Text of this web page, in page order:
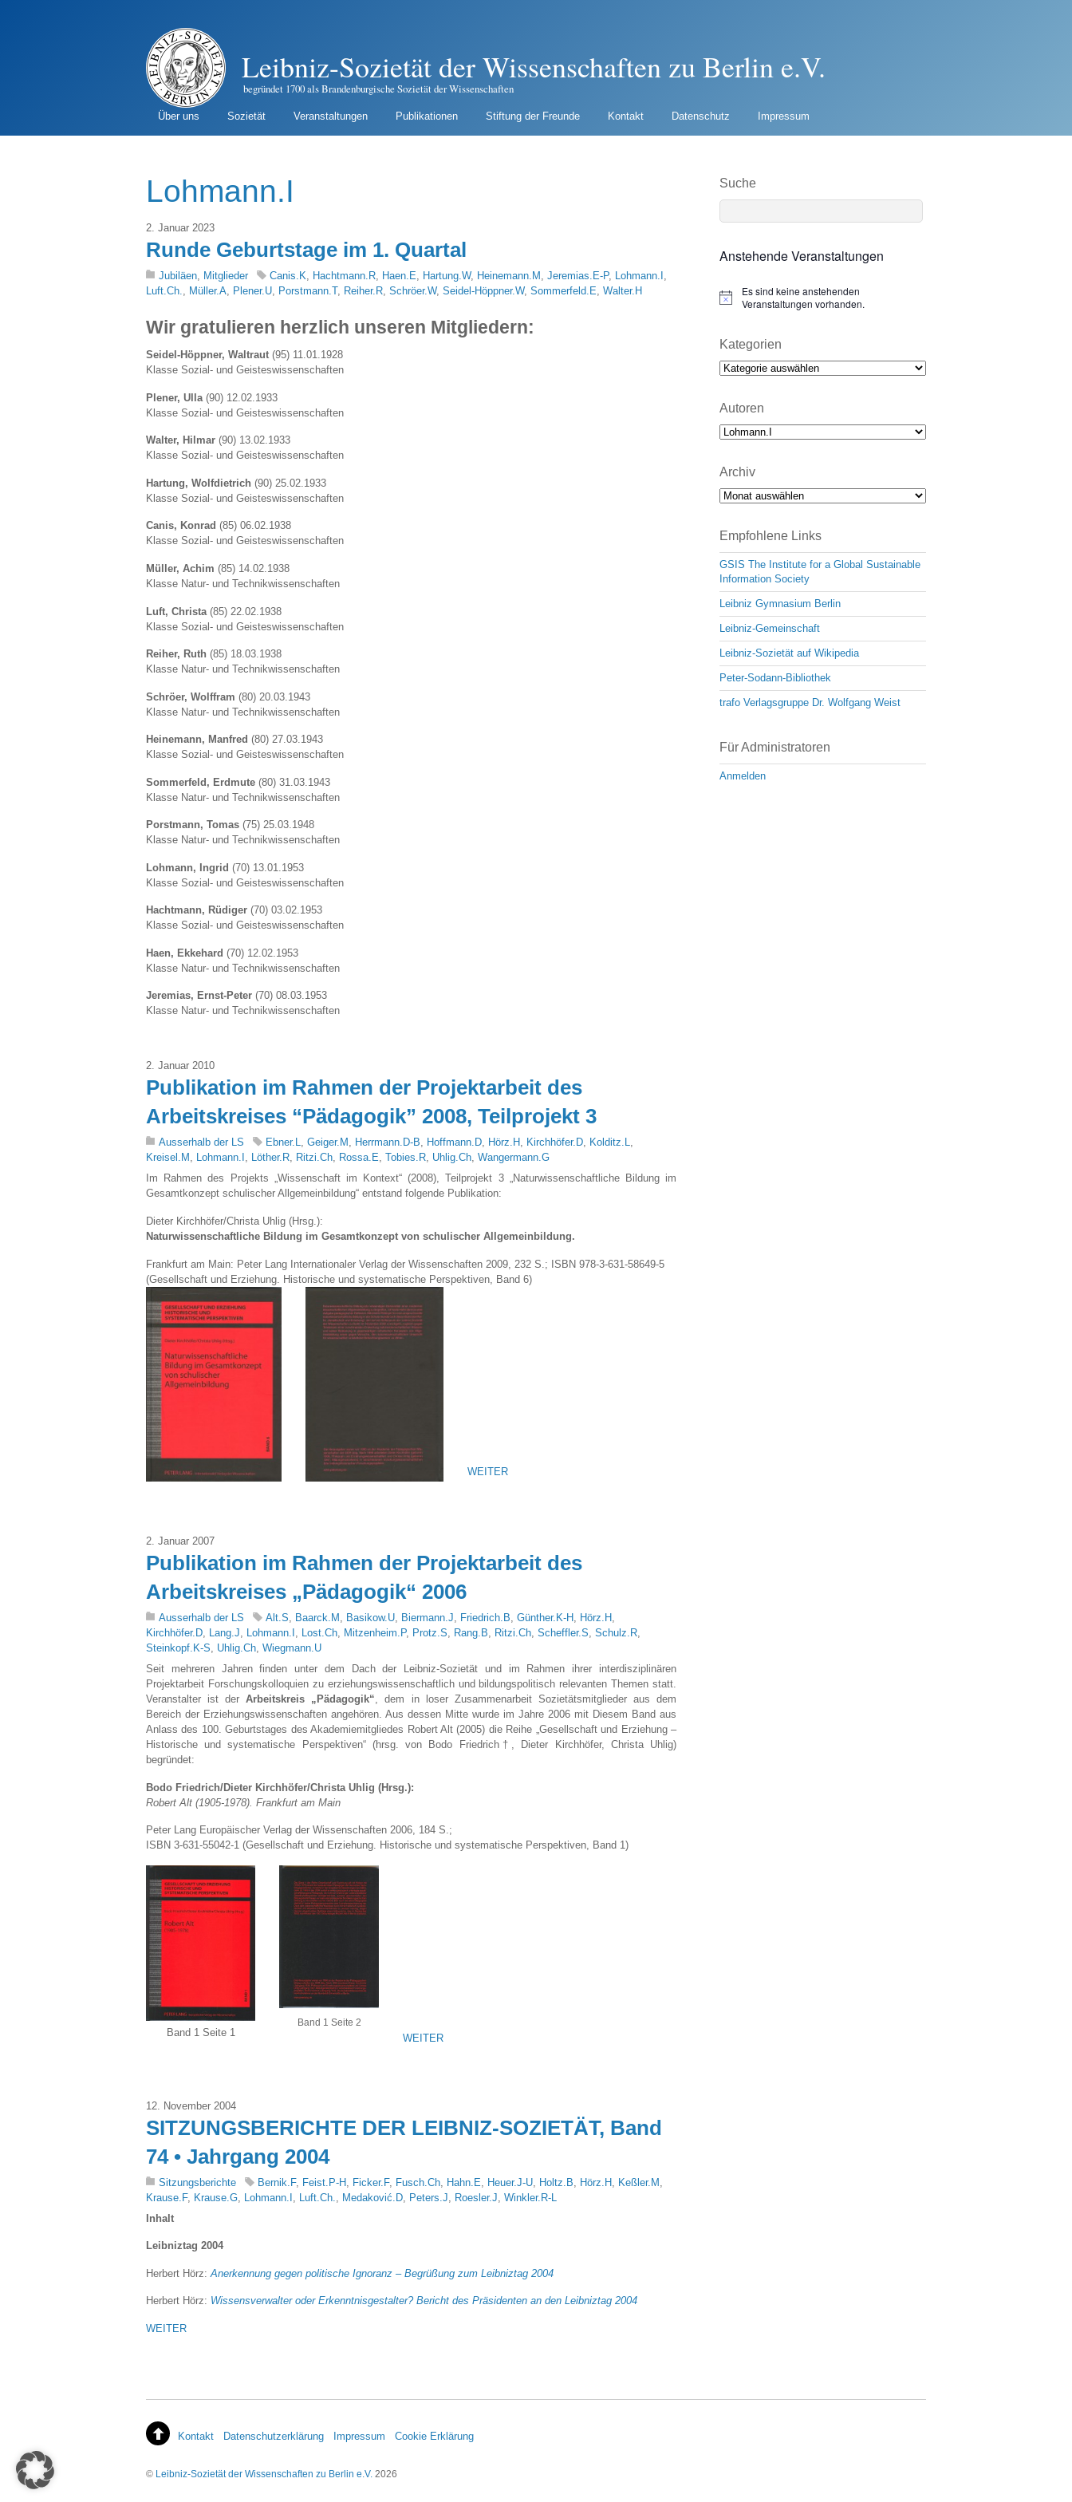
Leibniz-Sozietät der Wissenschaften zu Berlin e.V.
begründet 1700 als Brandenburgische Sozietät der Wissenschaften
Über uns Sozietät Veranstaltungen Publikationen Stiftung der Freunde Kontakt Datenschutz Impressum
Lohmann.I
2. Januar 2023
Runde Geburtstage im 1. Quartal
Jubiläen Mitglieder Canis.K Hachtmann.R Haen.E Hartung.W, Heinemann.M Jeremias.E-P, Lohmann.I
Luft.Ch.
Müller.A Plener.U Porstmann.T, Reiher.R Schröer.W, Seidel-Höppner.W, Sommerfeld.E Walter.H
Wir gratulieren herzlich unseren Mitgliedern:
Seidel-Höppner, Waltraut (95) 11.01.1928
Klasse Sozial- und Geisteswissenschaften
Plener, Ulla (90) 12.02.1933
Klasse Sozial- und Geisteswissenschaften
Walter, Hilmar (90) 13.02.1933
Klasse Sozial- und Geisteswissenschaften
Hartung, Wolfdietrich (90) 25.02.1933
Klasse Sozial- und Geisteswissenschaften
Canis, Konrad (85) 06.02.1938
Klasse Sozial- und Geisteswissenschaften
Müller, Achim (85) 14.02.1938
Klasse Natur- und Technikwissenschaften
Luft, Christa (85) 22.02.1938
Klasse Sozial- und Geisteswissenschaften
Reiher, Ruth (85) 18.03.1938
Klasse Natur- und Technikwissenschaften
Schröer, Wolffram (80) 20.03.1943
Klasse Natur- und Technikwissenschaften
Heinemann, Manfred (80) 27.03.1943
Klasse Sozial- und Geisteswissenschaften
Sommerfeld, Erdmute (80) 31.03.1943
Klasse Natur- und Technikwissenschaften
Porstmann, Tomas (75) 25.03.1948
Klasse Natur- und Technikwissenschaften
Lohmann, Ingrid (70) 13.01.1953
Klasse Sozial- und Geisteswissenschaften
Hachtmann, Rüdiger (70) 03.02.1953
Klasse Sozial- und Geisteswissenschaften
Haen, Ekkehard (70) 12.02.1953
Klasse Natur- und Technikwissenschaften
Jeremias, Ernst-Peter (70) 08.03.1953
Klasse Natur- und Technikwissenschaften
2. Januar 2010
Publikation im Rahmen der Projektarbeit des
Arbeitskreises “Pädagogik” 2008, Teilprojekt 3
Ausserhalb der LS Ebner.L, Geiger.M , Herrmann.D-B, Hoffmann.D, Hörz.H , Kirchhöfer.D, Kolditz.L,
Kreisel.M , Lohmann.I , Löther.R, Ritzi.Ch, Rossa.E, Tobies.R, Uhlig.Ch, Wangermann.G
Im Rahmen des Projekts „Wissenschaft im Kontext“ (2008), Teilprojekt 3 „Naturwissenschaftliche Bildung im
Gesamtkonzept schulischer Allgemeinbildung“ entstand folgende Publikation:
Dieter Kirchhöfer/Christa Uhlig (Hrsg.):
Naturwissenschaftliche Bildung im Gesamtkonzept von schulischer Allgemeinbildung.
Frankfurt am Main: Peter Lang Internationaler Verlag der Wissenschaften 2009, 232 S.; ISBN 978-3-631-58649-5
(Gesellschaft und Erziehung. Historische und systematische Perspektiven, Band 6)
WEITER
2. Januar 2007
Publikation im Rahmen der Projektarbeit des
Arbeitskreises „Pädagogik“ 2006
Ausserhalb der LS Alt.S, Baarck.M , Basikow.U, Biermann.J, Friedrich.B, Günther.K-H , Hörz.H ,
Kirchhöfer.D, Lang.J, Lohmann.I , Lost.Ch, Mitzenheim.P, Protz.S, Rang.B, Ritzi.Ch, Scheffler.S, Schulz.R,
Steinkopf.K-S, Uhlig.Ch, Wiegmann.U
Seit mehreren Jahren finden unter dem Dach der Leibniz-Sozietät und im Rahmen ihrer interdisziplinären
Projektarbeit Forschungskolloquien zu erziehungswissenschaftlich und bildungspolitisch relevanten Themen statt.
Veranstalter ist derArbeitskreis „Pädagogik“, dem in loser Zusammenarbeit Sozietätsmitglieder aus dem
Bereich der Erziehungswissenschaften angehören. Aus dessen Mitte wurde im Jahre 2006 mit Diesem Band aus
Anlass des 100. Geburtstages des Akademiemitgliedes Robert Alt (2005) die Reihe „Gesellschaft und Erziehung –
Historische und systematische Perspektiven“ (hrsg. von Bodo Friedrich†, Dieter Kirchhöfer, Christa Uhlig)
begründet:
Bodo Friedrich/Dieter Kirchhöfer/Christa Uhlig (Hrsg.):
Robert Alt (1905-1978). Frankfurt am Main
Peter Lang Europäischer Verlag der Wissenschaften 2006, 184 S.;
ISBN 3-631-55042-1 (Gesellschaft und Erziehung. Historische und systematische Perspektiven, Band 1)
Band 1 Seite 1
Band 1 Seite 2
WEITER
12. November 2004
SITZUNGSBERICHTE DER LEIBNIZ-SOZIETÄT, Band
74 • Jahrgang 2004
Sitzungsberichte Bernik.F, Feist.P-H Ficker.F, Fusch.Ch Hahn.E Heuer.J-U Holtz.B Hörz.H Keßler.M
Krause.F, Krause.G Lohmann.I Luft.Ch. Medaković.D Peters.J Roesler.J Winkler.R-L
Inhalt
Leibniztag 2004
Herbert Hörz: Anerkennung gegen politische Ignoranz – Begrüßung zum Leibniztag 2004
Herbert Hörz: Wissensverwalter oder Erkenntnisgestalter? Bericht des Präsidenten an den Leibniztag 2004
WEITER
Suche
Anstehende Veranstaltungen
N
i
c
e
Es sind keine anstehenden
Veranstaltungen vorhanden.
Kategorien
Kategorien
Autoren
Archiv
Archiv
Empfohlene Links
GSIS The Institute for a Global Sustainable
Information Society
Leibniz Gymnasium Berlin
Leibniz-Gemeinschaft
Leibniz-Sozietät auf Wikipedia
Peter-Sodann-Bibliothek
trafo Verlagsgruppe Dr. Wolfgang Weist
Für Administratoren
Anmelden
Kontakt Datenschutzerklärung Impressum Cookie Erklärung
© Leibniz-Sozietät der Wissenschaften zu Berlin e.V. 2026